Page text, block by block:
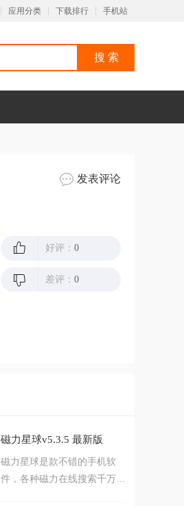
应用分类 下载排行 手机站
发表评论
好评： 0
差评： 0
磁力星球v5.3.5 最新版
磁力星球是款不错的手机软
件，各种磁力在线搜索千万不